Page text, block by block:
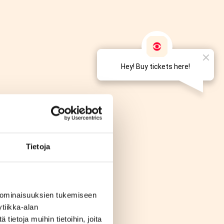
Tietoja
tukemiseen
alan
tietoja muihin tietoihin, joita